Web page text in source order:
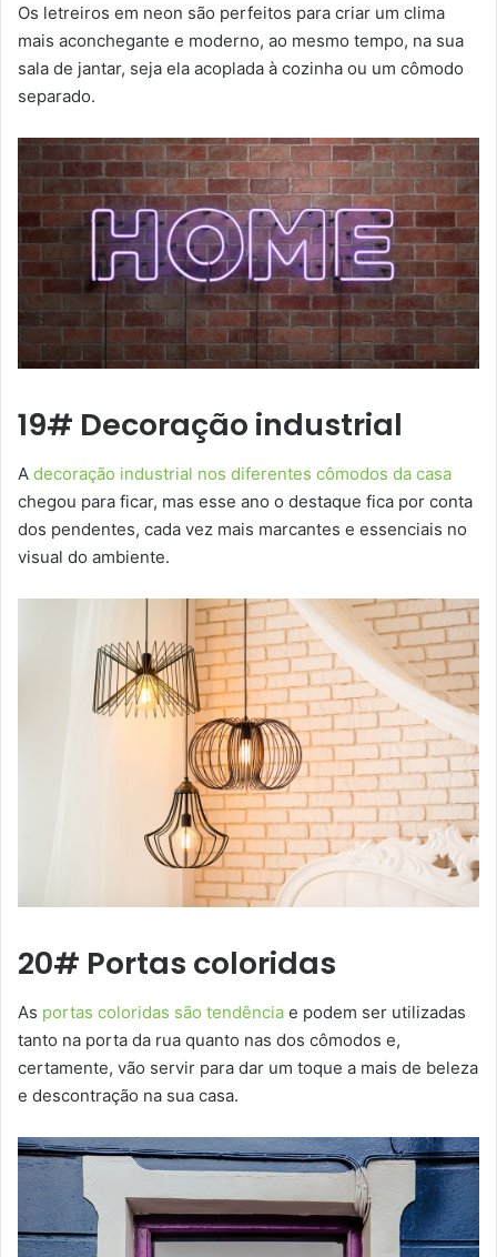
Os letreiros em neon são perfeitos para criar um clima
mais aconchegante e moderno, ao mesmo tempo, na sua
sala de jantar, seja ela acoplada à cozinha ou um cômodo
separado.
19# Decoração industrial
A decoração industrial nos diferentes cômodos da casa
chegou para ficar, mas esse ano o destaque fica por conta
dos pendentes, cada vez mais marcantes e essenciais no
visual do ambiente.
20# Portas coloridas
As portas coloridas são tendência e podem ser utilizadas
tanto na porta da rua quanto nas dos cômodos e,
certamente, vão servir para dar um toque a mais de beleza
e descontração na sua casa.